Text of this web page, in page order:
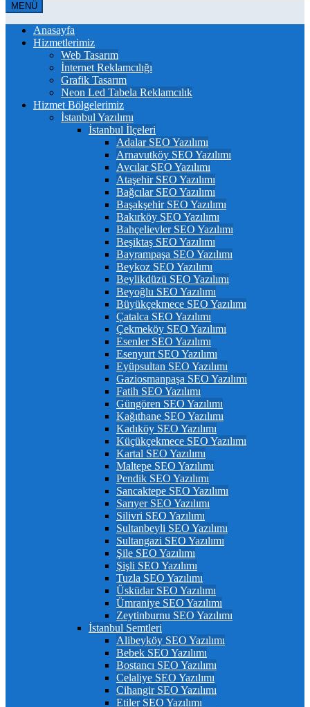
MENÜ
Anasayfa
Hizmetlerimiz
Web Tasarım
İnternet Reklamcılığı
Grafik Tasarım
Neon Led Tabela Reklamcılık
Hizmet Bölgelerimiz
İstanbul Yazılımı
İstanbul İlçeleri
Adalar SEO Yazılımı
Arnavutköy SEO Yazılımı
Avcılar SEO Yazılımı
Ataşehir SEO Yazılımı
Bağcılar SEO Yazılımı
Başakşehir SEO Yazılımı
Bakırköy SEO Yazılımı
Bahçelievler SEO Yazılımı
Beşiktaş SEO Yazılımı
Bayrampaşa SEO Yazılımı
Beykoz SEO Yazılımı
Beylikdüzü SEO Yazılımı
Beyoğlu SEO Yazılımı
Büyükçekmece SEO Yazılımı
Çatalca SEO Yazılımı
Çekmeköy SEO Yazılımı
Esenler SEO Yazılımı
Esenyurt SEO Yazılımı
Eyüpsultan SEO Yazılımı
Gaziosmanpaşa SEO Yazılımı
Fatih SEO Yazılımı
Güngören SEO Yazılımı
Kağıthane SEO Yazılımı
Kadıköy SEO Yazılımı
Küçükçekmece SEO Yazılımı
Kartal SEO Yazılımı
Maltepe SEO Yazılımı
Pendik SEO Yazılımı
Sancaktepe SEO Yazılımı
Sarıyer SEO Yazılımı
Silivri SEO Yazılımı
Sultanbeyli SEO Yazılımı
Sultangazi SEO Yazılımı
Şile SEO Yazılımı
Şişli SEO Yazılımı
Tuzla SEO Yazılımı
Üsküdar SEO Yazılımı
Ümraniye SEO Yazılımı
Zeytinburnu SEO Yazılımı
İstanbul Semtleri
Alibeyköy SEO Yazılımı
Bebek SEO Yazılımı
Bostancı SEO Yazılımı
Celaliye SEO Yazılımı
Cihangir SEO Yazılımı
Etiler SEO Yazılımı